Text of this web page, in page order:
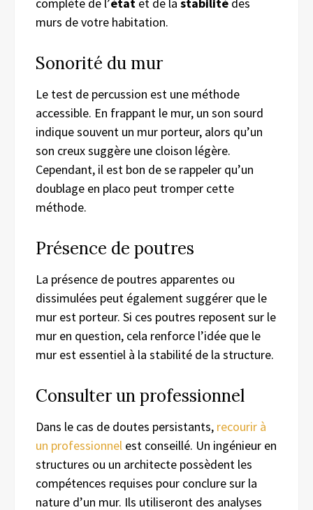
murs de votre habitation.
Sonorité du mur
Le test de percussion est une méthode
accessible. En frappant le mur, un son sourd
indique souvent un mur porteur, alors qu’un
son creux suggère une cloison légère.
Cependant, il est bon de se rappeler qu’un
doublage en placo peut tromper cette
méthode.
Présence de poutres
La présence de poutres apparentes ou
dissimulées peut également suggérer que le
mur est porteur. Si ces poutres reposent sur le
mur en question, cela renforce l’idée que le
mur est essentiel à la stabilité de la structure.
Consulter un professionnel
Dans le cas de doutes persistants, recourir à
un professionnel est conseillé. Un ingénieur en
structures ou un architecte possèdent les
compétences requises pour conclure sur la
nature d’un mur. Ils utiliseront des analyses